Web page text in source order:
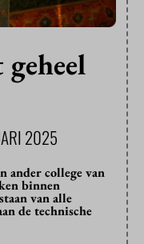
2025
ander college van
binnen
van alle
de technische